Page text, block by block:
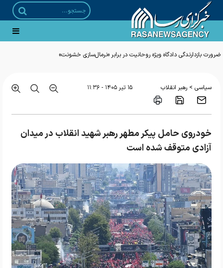
ضرورت بازدارندگی دادگاه ویژه روحانیت در برابر «نرمال‌سازی خشونت»
سیاسی > رهبر انقلاب ۱۵ تير ۱۴۰۵ - ۱۱:۳۶
خودروی حامل پیکر مطهر رهبر شهید انقلاب در میدان
آزادی متوقف شده است